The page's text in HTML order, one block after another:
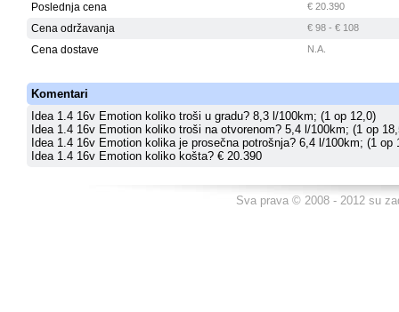
Poslednja cena € 20.390
Cena održavanja € 98 - € 108
Cena dostave N.A.
Komentari
Idea 1.4 16v Emotion koliko troši u gradu? 8,3 l/100km; (1 op 12,0)
Idea 1.4 16v Emotion koliko troši na otvorenom? 5,4 l/100km; (1 op
Idea 1.4 16v Emotion kolika je prosečna potrošnja? 6,4 l/100km; (1 op
Idea 1.4 16v Emotion koliko košta? € 20.390
Sva prava © 2008 - 2012 su